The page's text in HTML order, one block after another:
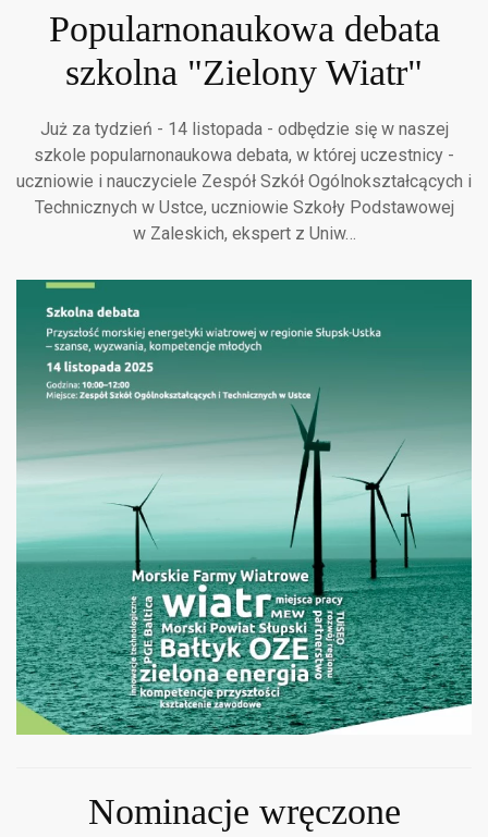
Popularnonaukowa debata
szkolna "Zielony Wiatr"
Już za tydzień - 14 listopada - odbędzie się w naszej
szkole popularnonaukowa debata, w której uczestnicy -
uczniowie i nauczyciele Zespół Szkół Ogólnokształcących i
Technicznych w Ustce, uczniowie Szkoły Podstawowej
w Zaleskich, ekspert z Uniw…
Nominacje wręczone